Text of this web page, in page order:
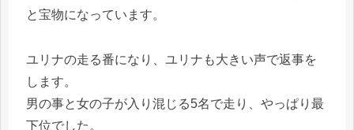
と宝物になっています。
ユリナの走る番になり、ユリナも大きい声で返事を
します。
男の事と女の子が入り混じる5名で走り、やっぱり最
下位でした。